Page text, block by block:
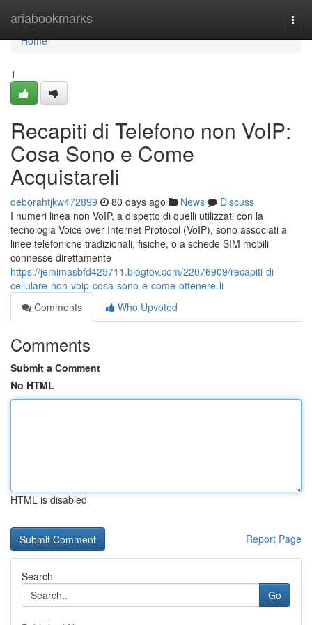
ariabookmarks
Home
Home
1
Recapiti di Telefono non VoIP:
Cosa Sono e Come
Acquistareli
deborahtjkw472899 80 days ago News
Discuss
I numeri linea non VoIP, a dispetto di quelli utilizzati con la
tecnologia Voice over Internet Protocol (VoIP), sono associati a
linee telefoniche tradizionali, fisiche, o a schede SIM mobili
connesse direttamente
https://jemimasbfd425711.blogtov.com/22076909/recapiti-di-
cellulare-non-voip-cosa-sono-e-come-ottenere-li
Comments
Who Upvoted
Comments
Submit a Comment
No HTML
HTML is disabled
Report Page
Search
Go